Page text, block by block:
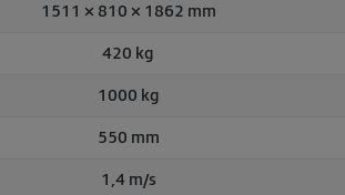
1511 × 810 × 1862 mm
420 kg
1000 kg
550 mm
1,4 m/s